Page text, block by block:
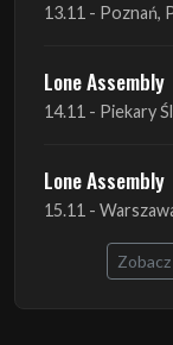
13.11 - Poznań,
Lone Assembly
14.11 - Piekary
Lone Assembly
15.11 -